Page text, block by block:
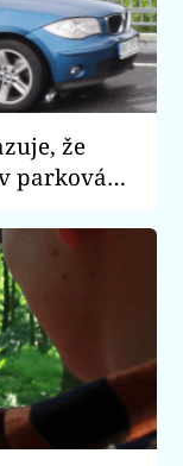
že
parkování.